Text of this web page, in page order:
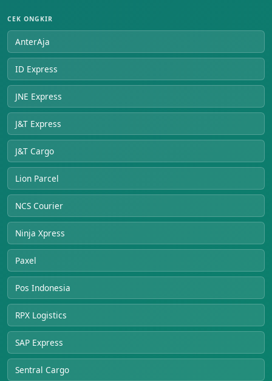
CEK ONGKIR
AnterAja
ID Express
JNE Express
J&T Express
J&T Cargo
Lion Parcel
NCS Courier
Ninja Xpress
Paxel
Pos Indonesia
RPX Logistics
SAP Express
Sentral Cargo